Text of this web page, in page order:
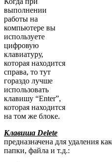
выполнении
работы на
компьютере вы
используете
цифровую
клавиатуру,
которая находится
справа, то тут
гораздо лучше
использовать
клавишу “Enter”,
которая находится
на том же блоке.
Клавиша Delete
предназначена для удаления
папки, файла и т.д.: